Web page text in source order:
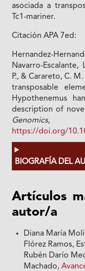
asociada a
Tc1-mariner.
Citación APA 7ed:
Hernandez-
Navarro-Escalante,
P., & Carareto, C.
transposable
Hypothenemus
description of
Genomics
https://doi.org/
BIOGRAFÍA DEL
Artículos
autor/a
Diana María
Flórez Ramos,
Rubén Darío
Machado,